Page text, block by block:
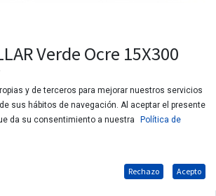
Verde Ocre 15X300
y de terceros para mejorar nuestros servicios
sus hábitos de navegación. Al aceptar el presente
da su consentimiento a nuestra
Política de
Rechazo Acepto